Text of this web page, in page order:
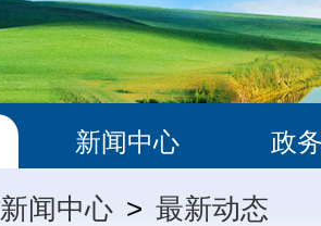
新闻中心 政
新闻中心 > 最新动态